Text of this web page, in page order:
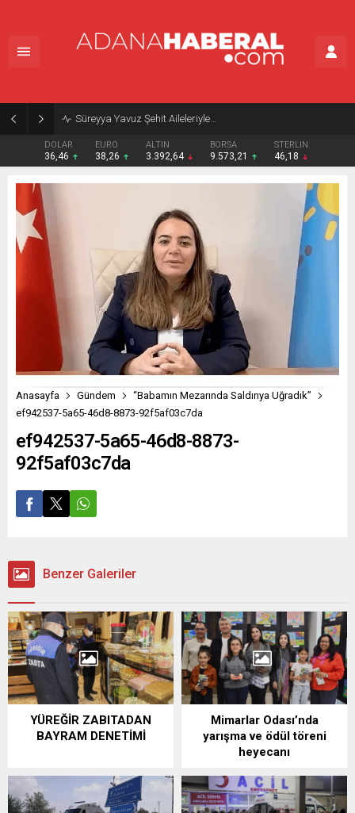
Süreyya Yavuz Şehit Aileleriyle…
DOLAR
36,46
EURO
38,26
ALTIN
3.392,64
BORSA
9.573,21
STERLIN
46,18
Anasayfa Gündem
“Babamın Mezarında Saldırıya Uğradık”
ef942537-5a65-46d8-8873-92f5af03c7da
ef942537-5a65-46d8-8873-
92f5af03c7da
Benzer Galeriler
YÜREĞİR ZABITADAN
BAYRAM DENETİMİ
Mimarlar Odası’nda
yarışma ve ödül töreni
heyecanı